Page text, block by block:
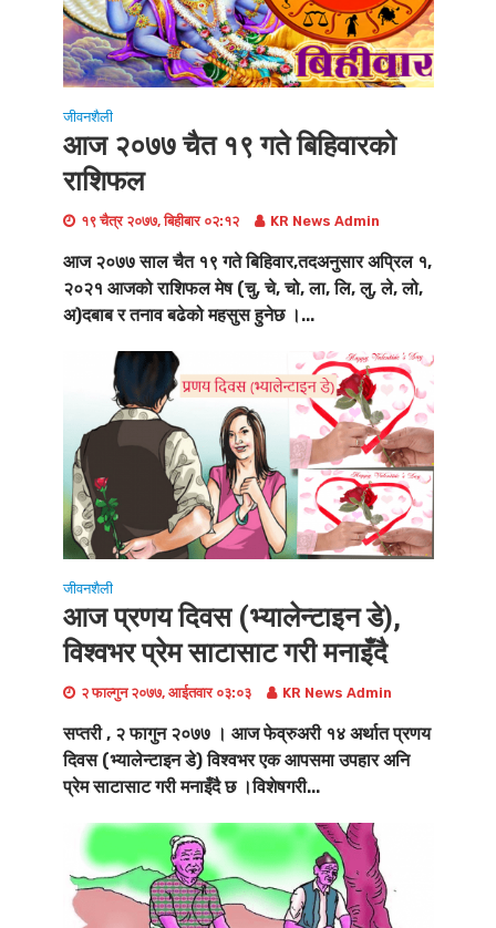
जीवनशैली
आज २०७७ चैत १९ गते बिहिवारको
राशिफल
१९ चैत्र २०७७, बिहीबार ०२:१२ KR News Admin
आज २०७७ साल चैत १९ गते बिहिवार,तदअनुसार अप्रिल १,
२०२१ आजको राशिफल मेष (चु, चे, चो, ला, लि, लु, ले, लो,
अ)दबाब र तनाव बढेको महसुस हुनेछ ।...
जीवनशैली
आज प्रणय दिवस (भ्यालेन्टाइन डे),
विश्वभर प्रेम साटासाट गरी मनाइँदै
२ फाल्गुन २०७७, आईतवार ०३:०३ KR News Admin
सप्तरी , २ फागुन २०७७ । आज फेव्रुअरी १४ अर्थात प्रणय
दिवस (भ्यालेन्टाइन डे) विश्वभर एक आपसमा उपहार अनि
प्रेम साटासाट गरी मनाइँदै छ ।विशेषगरी...